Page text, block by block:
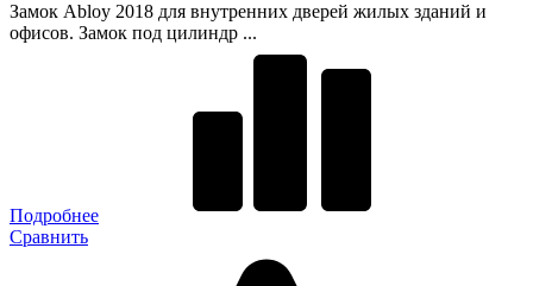
Замок Abloy 2018 для внутренних дверей жилых зданий и
офисов. Замок под цилиндр ...
Подробнее
Сравнить